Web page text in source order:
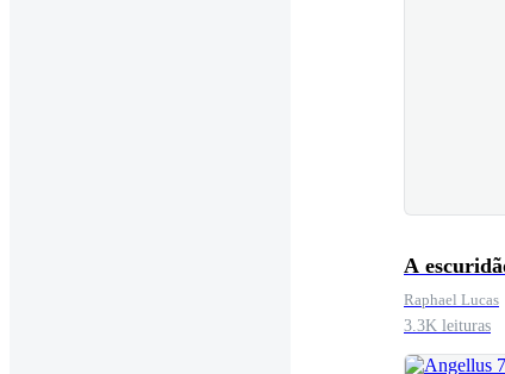
A
Raphael Lucas
3.3K leituras